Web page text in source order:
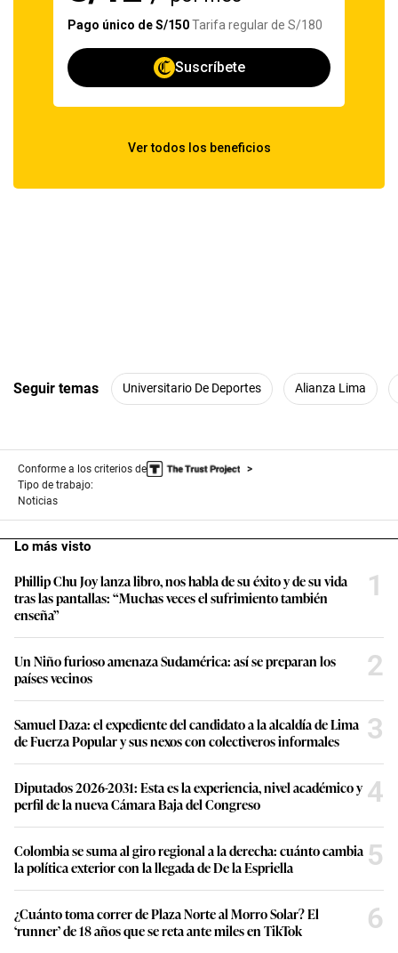
Seguir temas Universitario De Deportes Alianza Lima
Conforme a los criterios de
Tipo de trabajo:
Noticias
Lo más visto
Phillip Chu Joy lanza libro, nos habla de su éxito y de su vida
tras las pantallas: “Muchas veces el sufrimiento también
enseña”
1
Un Niño furioso amenaza Sudamérica: así se preparan los
países vecinos
2
Samuel Daza: el expediente del candidato a la alcaldía de Lima
de Fuerza Popular y sus nexos con colectiveros informales
3
Diputados 2026-2031: Esta es la experiencia, nivel académico y
perfil de la nueva Cámara Baja del Congreso
4
Colombia se suma al giro regional a la derecha: cuánto cambia
la política exterior con la llegada de De la Espriella
5
¿Cuánto toma correr de Plaza Norte al Morro Solar? El
‘runner’ de 18 años que se reta ante miles en TikTok
6